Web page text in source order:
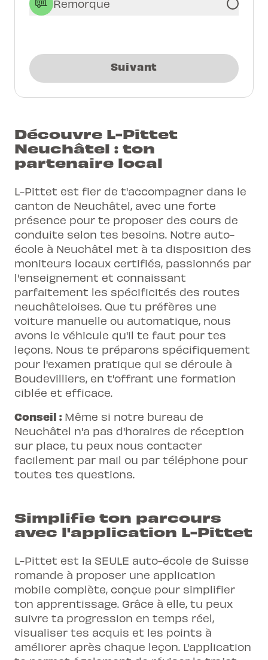
Remorque
Suivant
Découvre L-Pittet
Neuchâtel : ton
partenaire local
L-Pittet est fier de t'accompagner dans le
canton de Neuchâtel, avec une forte
présence pour te proposer des cours de
conduite selon tes besoins. Notre auto-
école à Neuchâtel met à ta disposition des
moniteurs locaux certifiés, passionnés par
l'enseignement et connaissant
parfaitement les spécificités des routes
neuchâteloises. Que tu préfères une
voiture manuelle ou automatique, nous
avons le véhicule qu'il te faut pour tes
leçons. Nous te préparons spécifiquement
pour l'examen pratique qui se déroule à
Boudevilliers, en t'offrant une formation
ciblée et efficace.
Conseil : Même si notre bureau de
Neuchâtel n'a pas d'horaires de réception
sur place, tu peux nous contacter
facilement par mail ou par téléphone pour
toutes tes questions.
Simplifie ton parcours
avec l'application L-Pittet
L-Pittet est la SEULE auto-école de Suisse
romande à proposer une application
mobile complète, conçue pour simplifier
ton apprentissage. Grâce à elle, tu peux
suivre ta progression en temps réel,
visualiser tes acquis et les points à
améliorer après chaque leçon. L'application